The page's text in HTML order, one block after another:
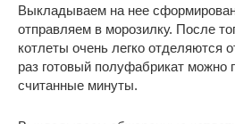
Выкладываем на нее
отправляем в морозилку. После
котлеты очень легко отделяются
раз готовый полуфабрикат можно
считанные минуты.